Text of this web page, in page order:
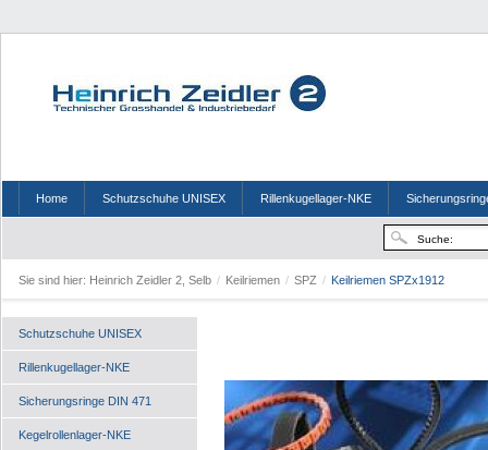
Home Schutzschuhe UNISEX Rillenkugellager-NKE
Sie sind hier: Heinrich Zeidler 2, Selb / Keilriemen / SPZ / Keilriemen SPZx1912
Schutzschuhe UNISEX
Rillenkugellager-NKE
Sicherungsringe DIN 471
Kegelrollenlager-NKE